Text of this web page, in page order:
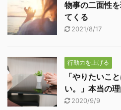
物事の二面性
てくる
2021/8/17
行動力を上げる
「やりたいこ
い。」本当の
2020/9/9